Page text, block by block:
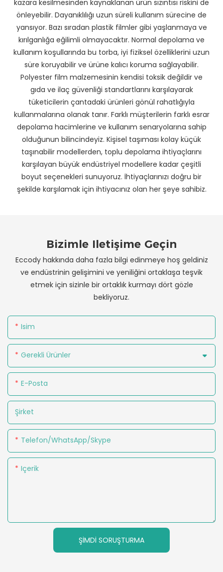
kazara kesilmesinden kaynaklanan ürün sızıntısı riskini de
önleyebilir. Dayanıklılığı uzun süreli kullanım sürecine de
yansıyor. Bazı sıradan plastik filmler gibi yaşlanmaya ve
kırılganlığa eğilimli olmayacaktır. Normal depolama ve
kullanım koşullarında bu torba, iyi fiziksel özelliklerini uzun
süre koruyabilir ve ürüne kalıcı koruma sağlayabilir.
Polyester film malzemesinin kendisi toksik değildir ve
gıda ve ilaç güvenliği standartlarını karşılayarak
tüketicilerin çantadaki ürünleri gönül rahatlığıyla
kullanmalarına olanak tanır. Farklı müşterilerin farklı esrar
depolama hacimlerine ve kullanım senaryolarına sahip
olduğunun bilincindeyiz. Kişisel taşıması kolay küçük
taşınabilir modellerden, toplu depolama ihtiyaçlarını
karşılayan büyük endüstriyel modellere kadar çeşitli
boyut seçenekleri sunuyoruz. İhtiyaçlarınızı doğru bir
şekilde karşılamak için ihtiyacınız olan her şeye sahibiz.
Bizimle Iletişime Geçin
Eccody hakkında daha fazla bilgi edinmeye hoş geldiniz
ve endüstrinin gelişimini ve yeniliğini ortaklaşa teşvik
etmek için sizinle bir ortaklık kurmayı dört gözle
bekliyoruz.
Isim
Gerekli Ürünler
E-Posta
Şirket
Telefon/WhatsApp/Skype
Içerik
ŞIMDI SORUŞTURMA